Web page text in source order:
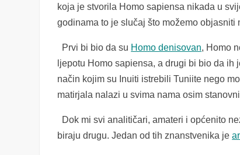
koja je stvorila Homo sapiensa nikada u
godinama to je slučaj što možemo objasniti
Prvi bi bio da su Homo denisovan, Homo
ljepotu Homo sapiensa, a drugi bi bio da
način kojim su Inuiti istrebili Tuniite nego
matirjala nalazi u svima nama osim
Dok mi svi analitičari, amateri i općenito
biraju drugu. Jedan od tih znanstvenika je